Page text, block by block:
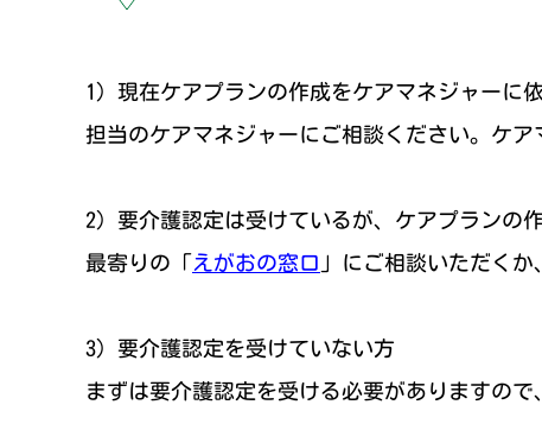
1）現在ケアプランの作成をケアマネジャーに
担当のケアマネジャーにご相談ください。ケ
2）要介護認定は受けているが、ケアプランの
最寄りの「えがおの窓口 」にご相談いただくか
3）要介護認定を受けていない方
まずは要介護認定を受ける必要がありますので